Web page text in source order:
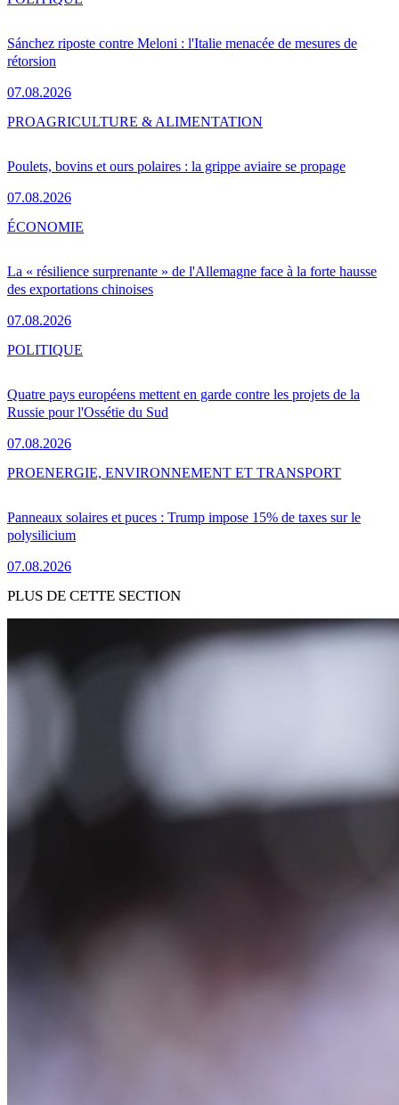
Sánchez riposte contre Meloni : l'Italie menacée de mesures de
rétorsion
07.08.2026
Poulets, bovins et ours polaires : la grippe aviaire se propage
07.08.2026
PROAGRICULTURE & ALIMENTATION
La « résilience surprenante » de l'Allemagne face à la forte hausse
des exportations chinoises
07.08.2026
ÉCONOMIE
Quatre pays européens mettent en garde contre les projets de la
Russie pour l'Ossétie du Sud
07.08.2026
POLITIQUE
Panneaux solaires et puces : Trump impose 15% de taxes sur le
polysilicium
07.08.2026
PROENERGIE, ENVIRONNEMENT ET TRANSPORT
PLUS DE CETTE SECTION